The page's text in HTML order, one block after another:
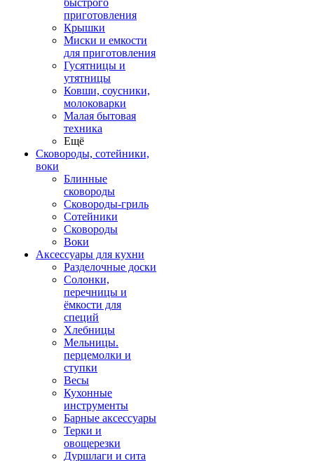
быстрого
приготовления
Крышки
Миски и емкости
для приготовления
Гусятницы и
утятницы
Ковши, соусники,
молоковарки
Малая бытовая
техника
Ещё
Сковороды, сотейники,
воки
Блинные
сковороды
Сковороды-гриль
Сотейники
Сковороды
Воки
Аксессуары для кухни
Разделочные доски
Солонки,
перечницы и
ёмкости для
специй
Хлебницы
Мельницы.
перцемолки и
ступки
Весы
Кухонные
инструменты
Барные аксессуары
Терки и
овощерезки
Дуршлаги и сита